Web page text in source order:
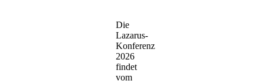
Die
Lazarus-
Konferenz
2026
findet
vom